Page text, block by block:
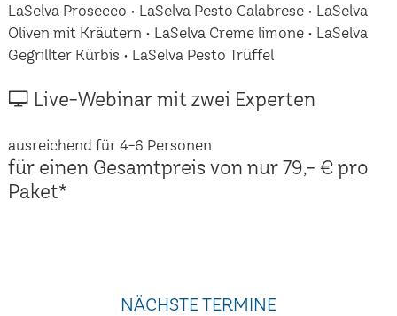
LaSelva Prosecco • LaSelva Pesto Calabrese • LaSelva
Oliven mit Kräutern • LaSelva Creme limone • LaSelva
Gegrillter Kürbis • LaSelva Pesto Trüffel
🖵 Live-Webinar mit zwei Experten
ausreichend für 4-6 Personen
für einen Gesamtpreis von nur 79,- € pro
Paket*
NÄCHSTE TERMINE